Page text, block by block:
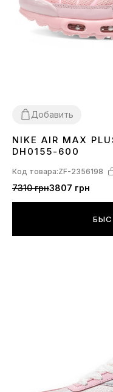
Добавить
3637 38 39 40
NIKE AIR MAX
DH0155-600
Код товара:ZF-2356198
7310 грн3807 грн